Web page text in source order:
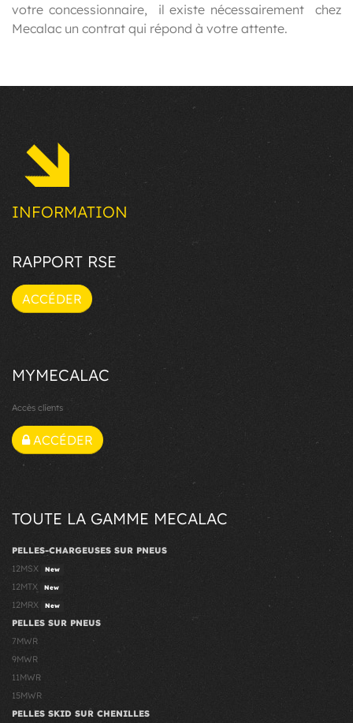
votre concessionnaire, il existe nécessairement chez
Mecalac un contrat qui répond à votre attente.
INFORMATION
RAPPORT RSE
ACCÉDER
MYMECALAC
Accès clients
ACCÉDER
TOUTE LA GAMME MECALAC
PELLES-CHARGEUSES SUR PNEUS
12MSX
New
12MTX New
12MRX New
PELLES SUR PNEUS
7MWR
9MWR
11MWR
15MWR
PELLES SKID SUR CHENILLES